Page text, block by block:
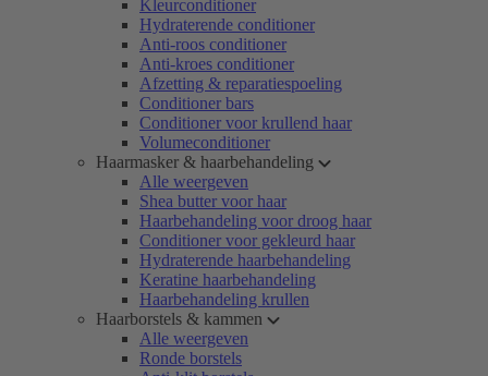
Kleurconditioner
Hydraterende conditioner
Anti-roos conditioner
Anti-kroes conditioner
Afzetting & reparatiespoeling
Conditioner bars
Conditioner voor krullend haar
Volumeconditioner
Haarmasker & haarbehandeling
Alle weergeven
Shea butter voor haar
Haarbehandeling voor droog haar
Conditioner voor gekleurd haar
Hydraterende haarbehandeling
Keratine haarbehandeling
Haarbehandeling krullen
Haarborstels & kammen
Alle weergeven
Ronde borstels